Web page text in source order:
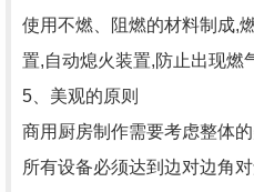
使用不燃、阻燃的材料制成,
置,自动熄火装置,防止出现燃
5、美观的原则
商用厨房制作需要考虑整体
所有设备必须达到边对边角